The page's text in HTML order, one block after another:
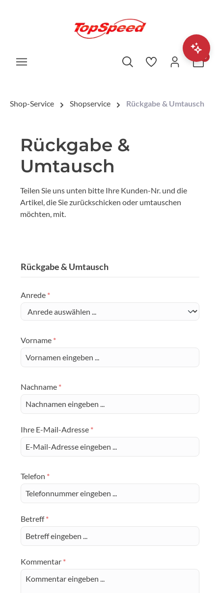
0
Shop-Service Shopservice Rückgabe & Umtausch
Rückgabe &
Umtausch
Teilen Sie uns unten bitte Ihre Kunden-Nr. und die
Artikel, die Sie zurückschicken oder umtauschen
möchten, mit.
Rückgabe & Umtausch
Anrede *
Vorname *
Nachname *
Ihre E-Mail-Adresse *
Telefon *
Betreff*
Kommentar *